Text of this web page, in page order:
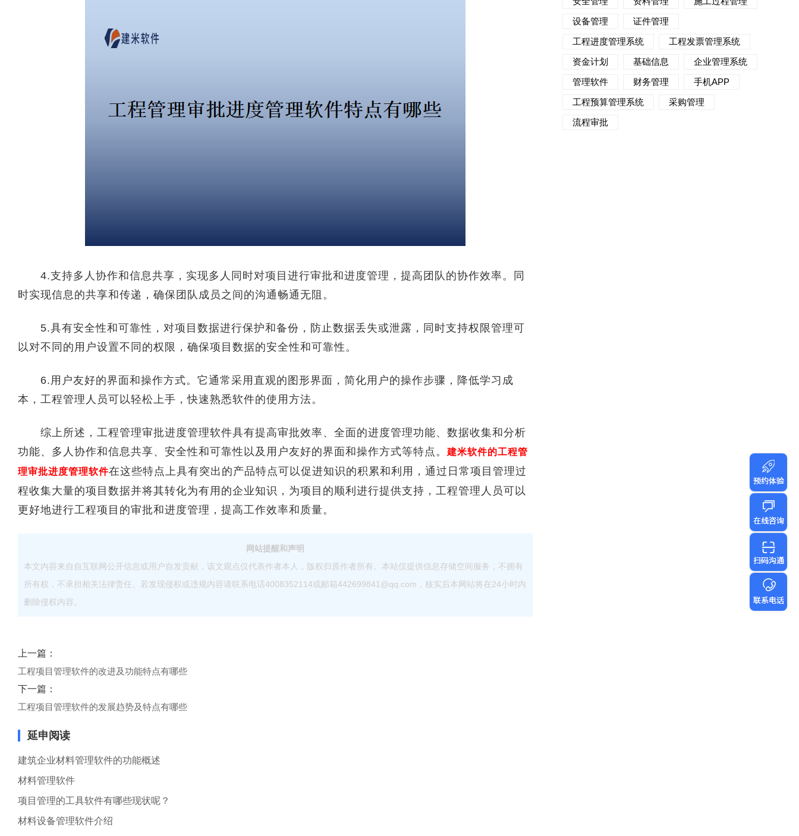
4.支持多人协作和信息共享，实现多人同时对项目进行审批和进度管理，提高团队的协作效率。同
时实现信息的共享和传递，确保团队成员之间的沟通畅通无阻。
5.具有安全性和可靠性，对项目数据进行保护和备份，防止数据丢失或泄露，同时支持权限管理可
以对不同的用户设置不同的权限，确保项目数据的安全性和可靠性。
6.用户友好的界面和操作方式。它通常采用直观的图形界面，简化用户的操作步骤，降低学习成
本，工程管理人员可以轻松上手，快速熟悉软件的使用方法。
综上所述，工程管理审批进度管理软件具有提高审批效率、全面的进度管理功能、数据收集和分析
功能、多人协作和信息共享、安全性和可靠性以及用户友好的界面和操作方式等特点。 建米软件的工程管
理审批进度管理软件在这些特点上具有突出的产品特点可以促进知识的积累和利用，通过日常项目管理过
程收集大量的项目数据并将其转化为有用的企业知识，为项目的顺利进行提供支持，工程管理人员可以
更好地进行工程项目的审批和进度管理，提高工作效率和质量。
网站提醒和声明
本文内容来自自互联网公开信息或用户自发贡献，该文观点仅代表作者本人，版权归原作者所有。本站仅提供信息存储空间服务，不拥有
所有权，不承担相关法律责任。若发现侵权或违规内容请联系电话4008352114或邮箱442699841@qq.com，核实后本网站将在24小时内
删除侵权内容。
上一篇：
工程项目管理软件的改进及功能特点有哪些
下一篇：
工程项目管理软件的发展趋势及特点有哪些
延申阅读
建筑企业材料管理软件的功能概述
材料管理软件
项目管理的工具软件有哪些现状呢？
材料设备管理软件介绍
设备管理
证件管理
工程进度管理系统
工程发票管理系统
资金计划
基础信息
企业管理系统
管理软件
财务管理
手机APP
工程预算管理系统
采购管理
流程审批